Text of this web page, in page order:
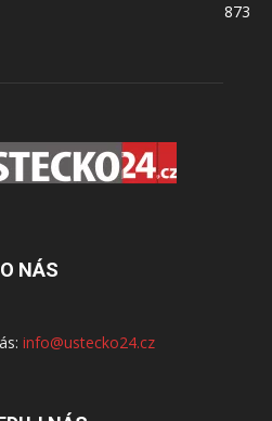
873
O NÁS
info@ustecko24.cz